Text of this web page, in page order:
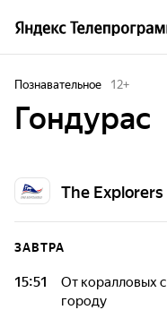
Познавательное 12+
Гондурас
The Explorers
ЗАВТРА
15:51
От коралловых
городу